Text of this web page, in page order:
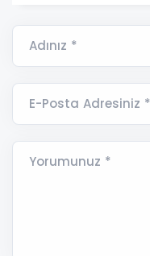
Adınız *
E-Posta Adresiniz *
Yorumunuz *